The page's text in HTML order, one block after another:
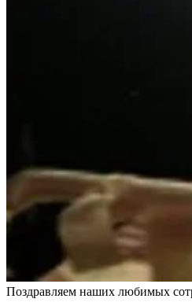
Поздравляем наших любимых